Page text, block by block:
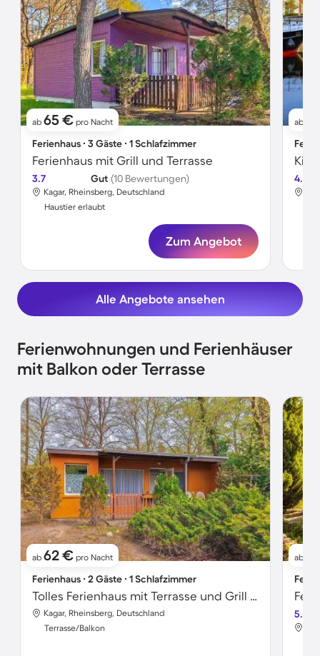
ab 65 € pro Nacht
Ferienhaus ∙ 3 Gäste ∙ 1 Schlafzimmer
Ferienhaus mit Grill und Terrasse
3.7 Gut (10 Bewertungen)
Kagar, Rheinsberg, Deutschland
Haustier erlaubt
Zum Angebot
ab
4.4
Alle Angebote ansehen
Ferienwohnungen und Ferienhäuser
mit Balkon oder Terrasse
ab 62 € pro Nacht
Ferienhaus ∙ 2 Gäste ∙ 1 Schlafzimmer
Tolles Ferienhaus mit Terrasse und Grill | Haustierfreundlich
Kagar, Rheinsberg, Deutschland
Terrasse/Balkon
ab
5.0